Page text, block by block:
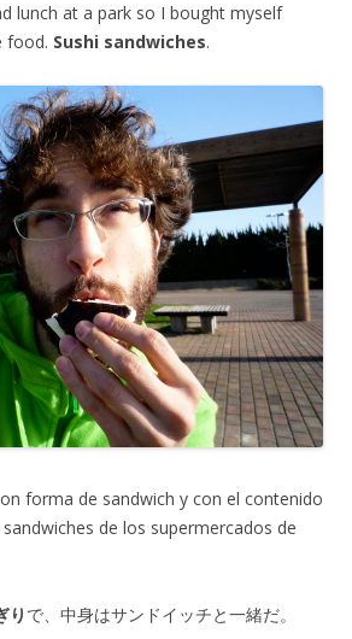
lunch at a park so I bought myself
food. Sushi sandwiches.
forma de sandwich y con el contenido
de los supermercados de
り で、中身はサンドイッチと一緒だ。